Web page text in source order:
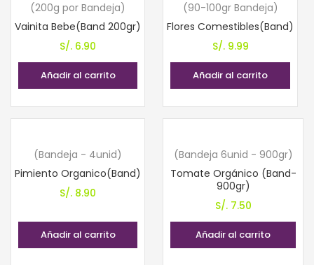
(200g por Bandeja)
Vainita Bebe(Band 200gr)
S/. 6.90
Añadir al carrito
(90-100gr Bandeja)
Flores Comestibles(Band)
S/.9.99
Añadir al carrito
(Bandeja - 4unid)
Pimiento Organico(Band)
S/. 8.90
Añadir al carrito
(Bandeja 6unid - 900gr)
Tomate Orgánico (Band-
900gr)
S/.7.50
Añadir al carrito